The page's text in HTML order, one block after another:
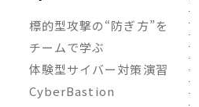
標的型攻撃の“防ぎ方”を
チームで学ぶ
体験型サイバー対策演習
CyberBastion